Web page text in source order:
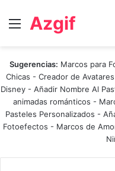
Menú
Azgif
Sugerencias: Marcos para
Chicas - Creador de
Disney - Añadir Nombre Al
animadas románticos -
Pasteles Personalizados -
Fotoefectos - Marcos de